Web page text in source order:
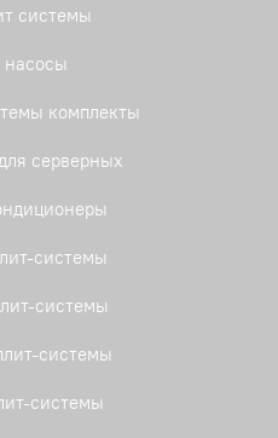
системы
насосы
комплекты
серверных
системы
системы
системы
системы